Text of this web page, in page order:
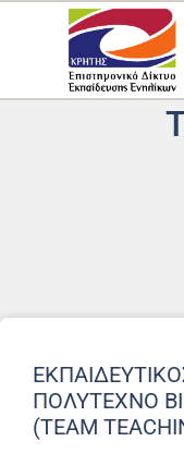
Μετάβαση
περιεχόμενο
ΠΟΛΎΤΕΧΝΟ
(TEAM